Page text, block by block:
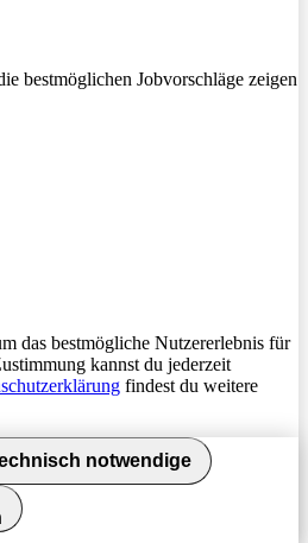
bestmöglichen Jobvorschläge zeigen
das bestmögliche Nutzererlebnis für
kannst du jederzeit
findest du weitere
notwendige